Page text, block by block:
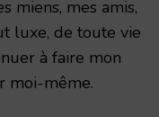
miens, mes amis,
luxe, de toute vie
à faire mon
moi-même.